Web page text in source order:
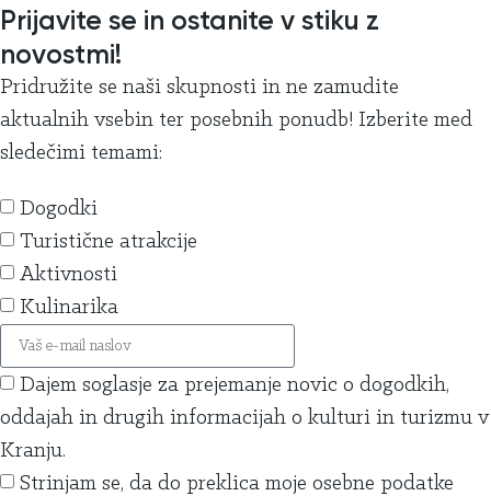
Prijavite se in ostanite v stiku z
novostmi!
Pridružite se naši skupnosti in ne zamudite
aktualnih vsebin ter posebnih ponudb! Izberite med
sledečimi temami:
Dogodki
Turistične atrakcije
Aktivnosti
Kulinarika
Dajem soglasje za prejemanje novic o dogodkih,
oddajah in drugih informacijah o kulturi in turizmu v
Kranju.
Strinjam se, da do preklica moje osebne podatke